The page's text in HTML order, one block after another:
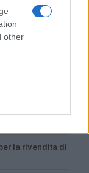
other
la rivendita di